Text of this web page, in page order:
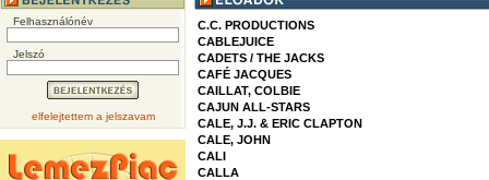
Felhasználónév
Jelszó
elfelejtettem a jelszavam
C.C. PRODUCTIONS
CABLEJUICE
CADETS / THE JACKS
CAFÉ JACQUES
CAILLAT, COLBIE
CAJUN ALL-STARS
CALE, J.J. & ERIC CLAPTON
CALE, JOHN
CALI
CALLA